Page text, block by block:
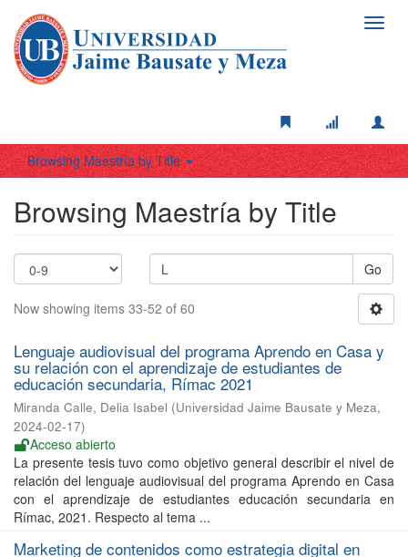
Browsing Maestría by Title
Browsing Maestría by Title
Go
Now showing items 33-52 of 60
Lenguaje audiovisual del programa Aprendo en Casa y
su relación con el aprendizaje de estudiantes de
educación secundaria, Rímac 2021
Miranda Calle, Delia Isabel (Universidad Jaime Bausate y Meza,
2024-02-17)
Acceso abierto
La presente tesis tuvo como objetivo general describir el nivel de
relación del lenguaje audiovisual del programa Aprendo en Casa
con el aprendizaje de estudiantes educación secundaria en
Rímac, 2021. Respecto al tema ...
Marketing de contenidos como estrategia digital en